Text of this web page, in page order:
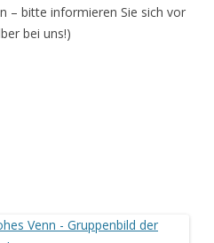
– bitte informieren Sie sich vor
bei uns!)